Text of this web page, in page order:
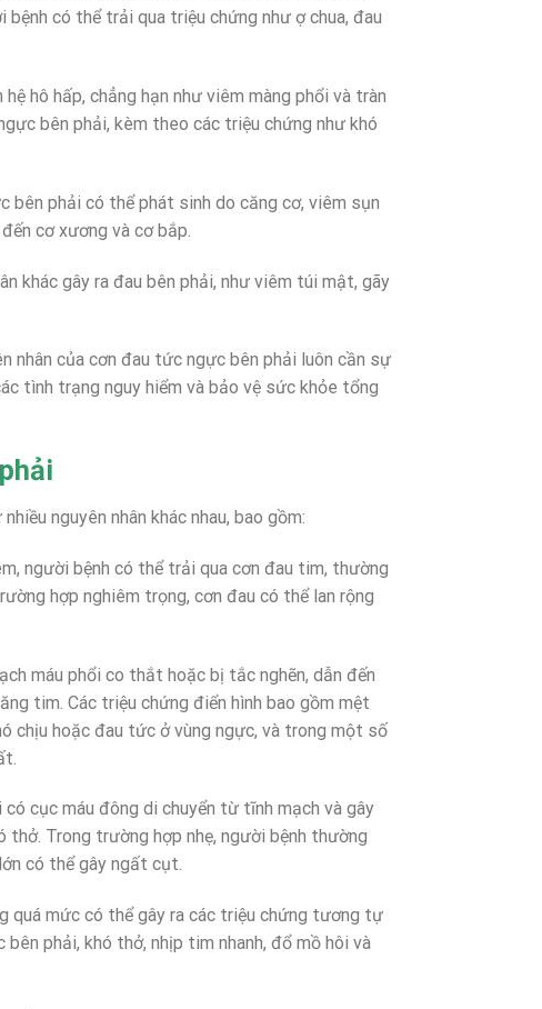
có thể trải qua triệu chứng như ợ chua, đau
hô hấp, chẳng hạn như viêm màng phổi và tràn
bên phải, kèm theo các triệu chứng như khó
bên phải có thể phát sinh do căng cơ, viêm sụn
cơ xương và cơ bắp.
khác gây ra đau bên phải, như viêm túi mật, gãy
nhân của cơn đau tức ngực bên phải luôn cần sự
tình trạng nguy hiểm và bảo vệ sức khỏe tổng
nguyên nhân khác nhau, bao gồm:
người bệnh có thể trải qua cơn đau tim, thường
hợp nghiêm trọng, cơn đau có thể lan rộng
máu phổi co thắt hoặc bị tắc nghẽn, dẫn đến
tim. Các triệu chứng điển hình bao gồm mệt
chịu hoặc đau tức ở vùng ngực, và trong một số
cục máu đông di chuyển từ tĩnh mạch và gây
Trong trường hợp nhẹ, người bệnh thường
có thể gây ngất cụt.
quá mức có thể gây ra các triệu chứng tương tự
phải, khó thở, nhịp tim nhanh, đổ mồ hôi và